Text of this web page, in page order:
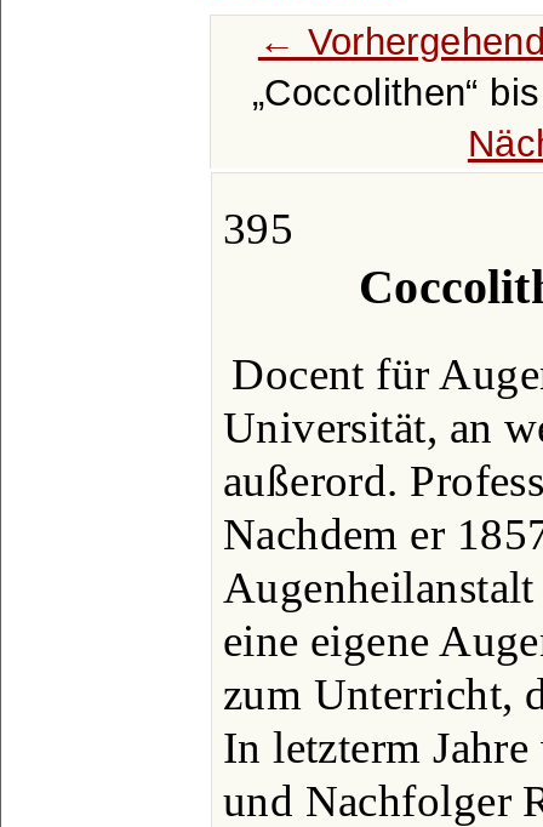
←
Coccolithen
395
Docent für
Universität, an
außerord.
Nachdem er
eine eigene
zum Unterricht,
In letzterm
und Nachfolger